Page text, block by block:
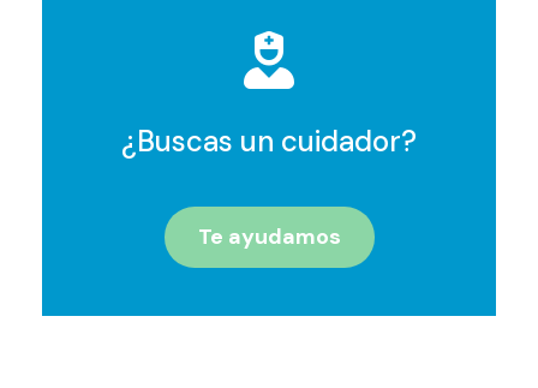
¿Buscas un cuidador?
Te ayudamos